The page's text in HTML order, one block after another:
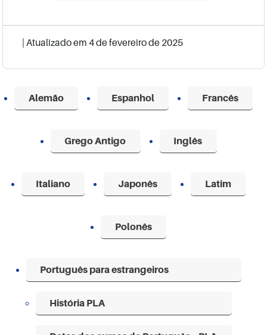
Alemão Espanhol Francês
Grego Antigo Inglês
Italiano Japonês Latim
Polonês
Português para estrangeiros
História PLA
| Atualizado em4 de fevereiro de 2025